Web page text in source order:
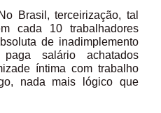
Brasil, terceirização, tal
cada 10 trabalhadores
de inadimplemento
salário achatados
íntima com trabalho
nada mais lógico que